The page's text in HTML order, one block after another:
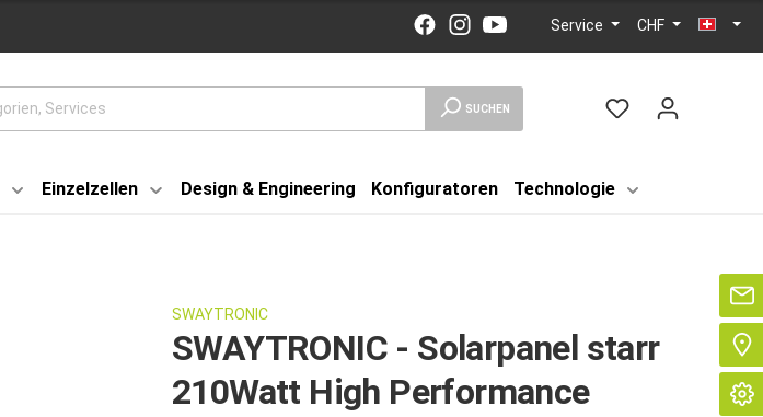
Service CHF
SUCHEN
Einzelzellen Design & Engineering Konfiguratoren Technologie
SWAYTRONIC
SWAYTRONIC - Solarpanel starr
210Watt High Performance